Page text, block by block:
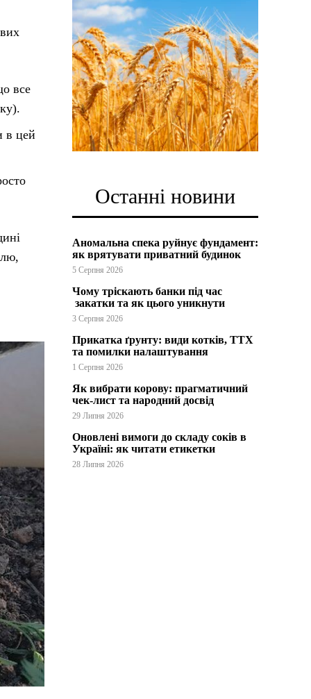
все
в цей
Останні новини
Аномальна спека руйнує фундамент:
як врятувати приватний будинок
5 Серпня 2026
Чому тріскають банки під час
закатки та як цього уникнути
3 Серпня 2026
Прикатка ґрунту: види котків, ТТХ
та помилки налаштування
1 Серпня 2026
Як вибрати корову: прагматичний
чек-лист та народний досвід
29 Липня 2026
Оновлені вимоги до складу соків в
Україні: як читати етикетки
28 Липня 2026